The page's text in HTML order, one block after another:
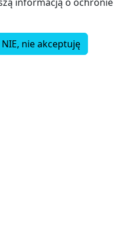
NIE, nie akceptuję